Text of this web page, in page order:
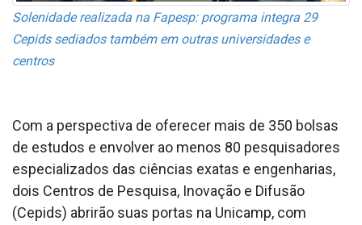
Solenidade realizada na Fapesp: programa integra 29
Cepids sediados também em outras universidades e
centros
Com a perspectiva de oferecer mais de 350 bolsas
de estudos e envolver ao menos 80 pesquisadores
especializados das ciências exatas e engenharias,
dois Centros de Pesquisa, Inovação e Difusão
(Cepids) abrirão suas portas na Unicamp, com